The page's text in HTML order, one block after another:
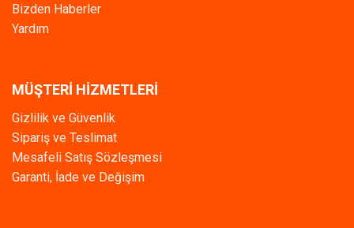
Bizden Haberler
Yardım
MÜŞTERİ HİZMETLERİ
Gizlilik ve Güvenlik
Sipariş ve Teslimat
Mesafeli Satış Sözleşmesi
Garanti, İade ve Değişim